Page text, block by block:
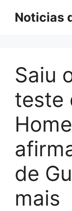
Noticias
Saiu
teste
de
mais